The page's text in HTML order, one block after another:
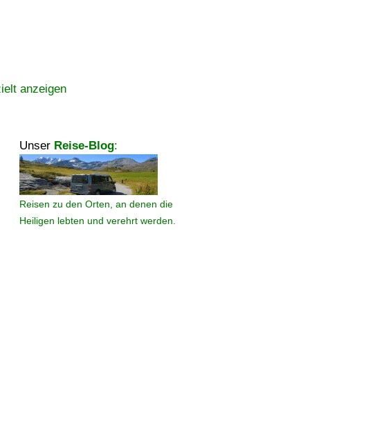
anzeigen
Unser Reise-Blog:
Reisen zu den Orten, an denen die
Heiligen lebten und verehrt werden.